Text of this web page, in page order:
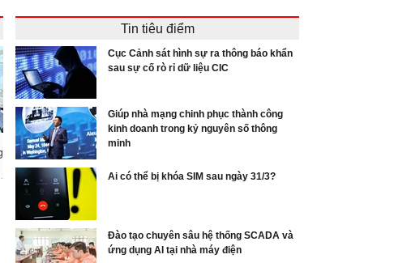
Tin tiêu điểm
Cục Cảnh sát hình sự ra thông báo khẩn
sau sự cố rò rỉ dữ liệu CIC
Giúp nhà mạng chinh phục thành công
kinh doanh trong kỷ nguyên số thông
minh
Ai có thể bị khóa SIM sau ngày 31/3?
Đào tạo chuyên sâu hệ thống SCADA và
ứng dụng AI tại nhà máy điện